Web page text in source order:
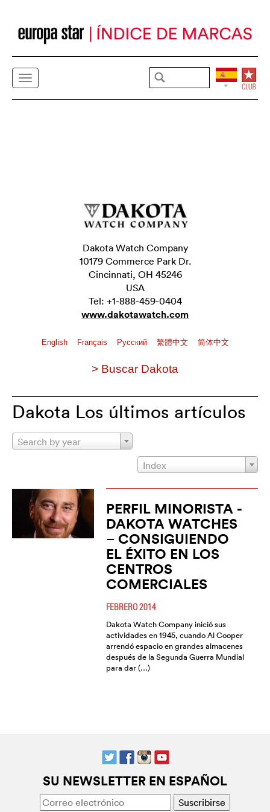
Dakota Watch Company
10179 Commerce Park Dr.
Cincinnati, OH 45246
USA
Tel: +1-888-459-0404
www.dakotawatch.com
English Français Pусский 繁體中文 简体中文
> Buscar Dakota
Dakota Los últimos artículos
Search by year
Index
PERFIL MINORISTA -
DAKOTA WATCHES
– CONSIGUIENDO
EL ÉXITO EN LOS
CENTROS
COMERCIALES
FEBRERO 2014
Dakota Watch Company inició sus
actividades en 1945, cuando Al Cooper
arrendó espacio en grandes almacenes
después de la Segunda Guerra Mundial
para dar (…)
SU NEWSLETTER EN ESPAÑOL